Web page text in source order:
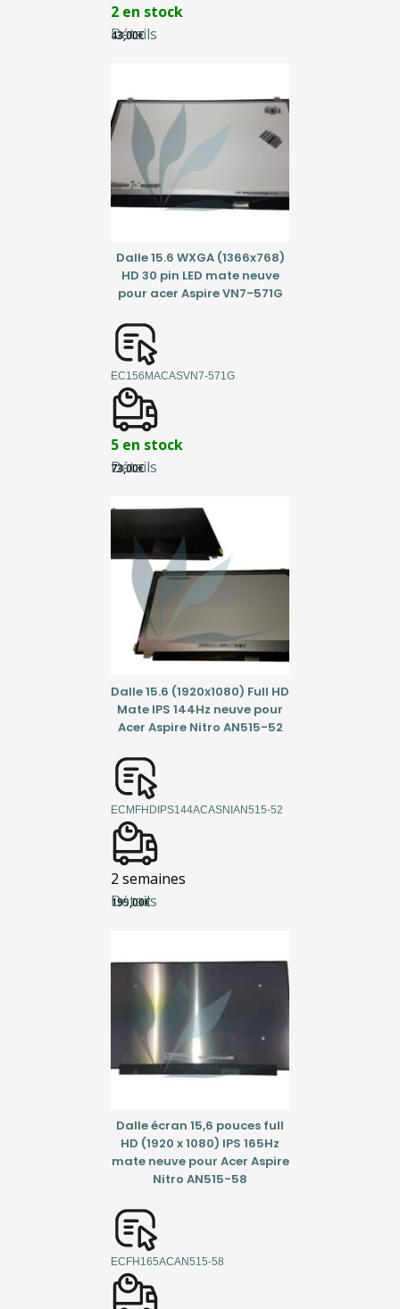
Détails
2 en stock
43,00€
Détails
Dalle 15.6 WXGA (1366x768)
HD 30 pin LED mate neuve
pour acer Aspire VN7-571G
EC156MACASVN7-571G
5 en stock
73,00€
Détails
Dalle 15.6 (1920x1080) Full HD
Mate IPS 144Hz neuve pour
Acer Aspire Nitro AN515-52
ECMFHDIPS144ACASNIAN515-52
2 semaines
199,00€
Dalle écran 15,6 pouces full
HD (1920 x 1080) IPS 165Hz
mate neuve pour Acer Aspire
Nitro AN515-58
ECFH165ACAN515-58